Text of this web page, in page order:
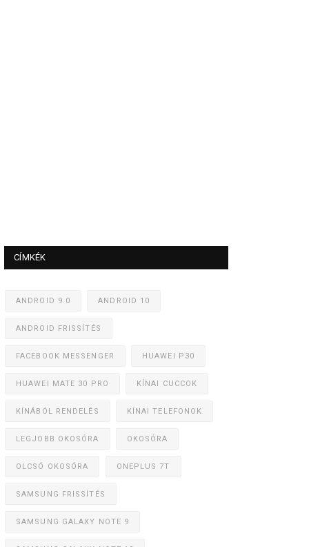
CÍMKÉK
ANDROID 9.0 ANDROID 10
ANDROID FRISSÍTÉS
FACEBOOK MESSENGER HUAWEI P30
HUAWEI MATE 30 PRO KÍNAI CUCCOK
KÍNÁBÓL RENDELÉS KÍNAI TELEFONOK
LEGJOBB OKOSÓRA OKOSÓRA
OLCSÓ OKOSÓRA ONEPLUS 7T
SAMSUNG FRISSÍTÉS
SAMSUNG GALAXY NOTE 9